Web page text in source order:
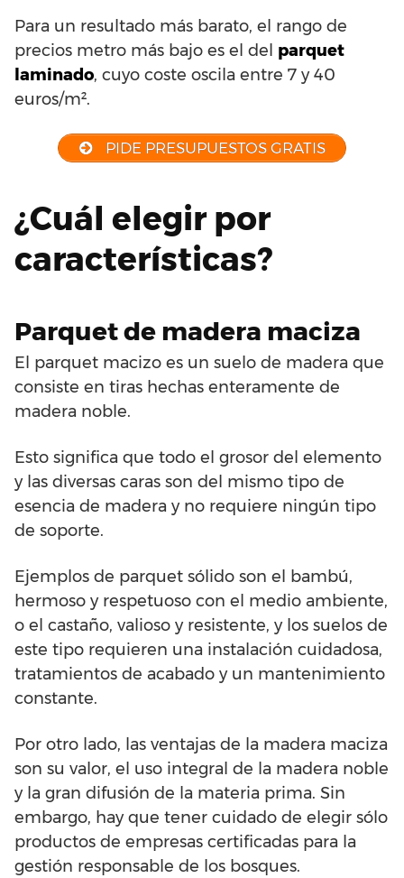
Para un resultado más barato, el rango de
precios metro más bajo es el del parquet
laminado, cuyo coste oscila entre 7 y 40
euros/m².
PIDE PRESUPUESTOS GRATIS
¿Cuál elegir por
características?
Parquet de madera maciza
El parquet macizo es un suelo de madera que
consiste en tiras hechas enteramente de
madera noble.
Esto significa que todo el grosor del elemento
y las diversas caras son del mismo tipo de
esencia de madera y no requiere ningún tipo
de soporte.
Ejemplos de parquet sólido son el bambú,
hermoso y respetuoso con el medio ambiente,
o el castaño, valioso y resistente, y los suelos de
este tipo requieren una instalación cuidadosa,
tratamientos de acabado y un mantenimiento
constante.
Por otro lado, las ventajas de la madera maciza
son su valor, el uso integral de la madera noble
y la gran difusión de la materia prima. Sin
embargo, hay que tener cuidado de elegir sólo
productos de empresas certificadas para la
gestión responsable de los bosques.